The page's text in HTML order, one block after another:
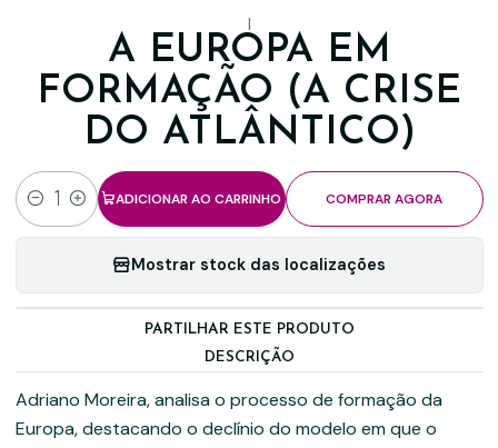
|
A EUROPA EM
FORMAÇÃO (A CRISE
DO ATLÂNTICO)
Quantidade
ADICIONAR AO CARRINHO COMPRAR AGORA
Mostrar stock das localizações
PARTILHAR ESTE PRODUTO
DESCRIÇÃO
Adriano Moreira, analisa o processo de formação da
Europa, destacando o declínio do modelo em que o